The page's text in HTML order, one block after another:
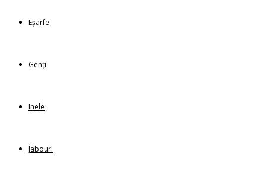
Eșarfe
Genți
Inele
Jabouri